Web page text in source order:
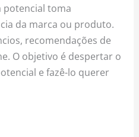
potencial toma
da marca ou produto.
recomendações de
O objetivo é despertar o
e fazê-lo querer